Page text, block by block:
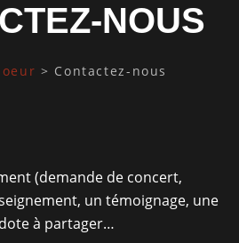
NOUS
> Contactez-nous
(demande de concert,
un témoignage, une
à partager…